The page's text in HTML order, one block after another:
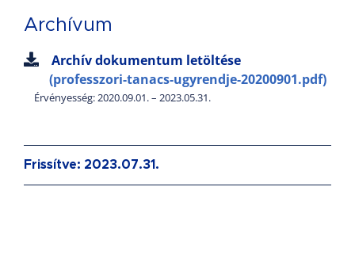
Archívum
Archív dokumentum letöltése
(professzori-tanacs-ugyrendje-20200901.pdf)
Érvényesség: 2020.09.01. – 2023.05.31.
Frissítve: 2023.07.31.